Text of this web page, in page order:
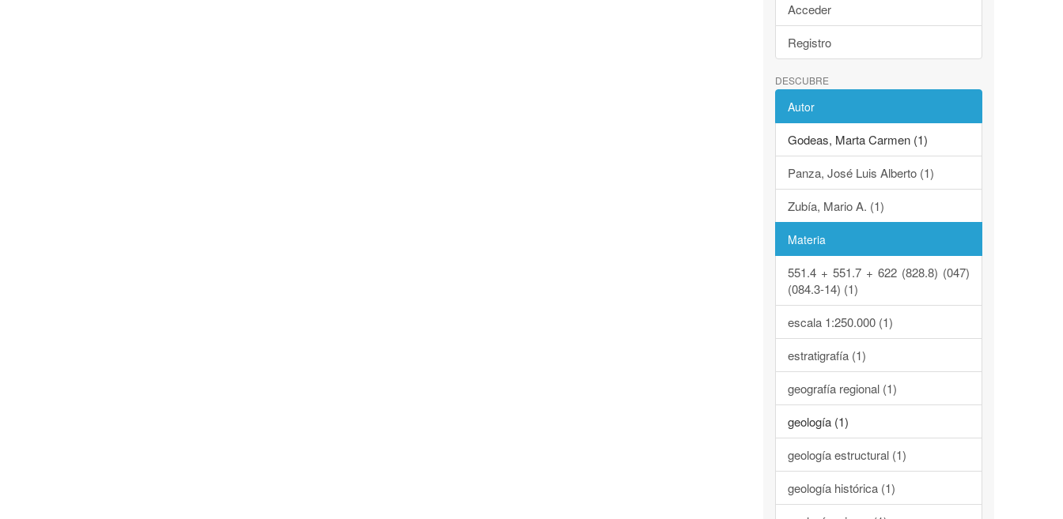
Acceder
Registro
DESCUBRE
Autor
Godeas, Marta Carmen (1)
Panza, José Luis Alberto (1)
Zubía, Mario A. (1)
Materia
551.4 + 551.7 + 622 (828.8) (047)
(084.3-14) (1)
escala 1:250.000 (1)
estratigrafía (1)
geografía regional (1)
geología (1)
geología estructural (1)
geología histórica (1)